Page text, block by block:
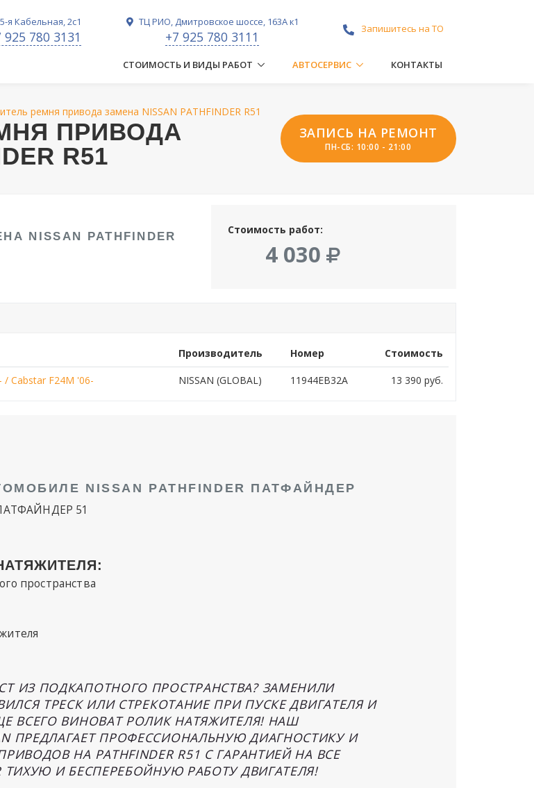
5-я Кабельная, 2с1
925 780 3131
ТЦ РИО, Дмитровское шоссе, 163А к1
+7 925 780 3111
Запишитесь на ТО
СТОИМОСТЬ И ВИДЫ РАБОТ АВТОСЕРВИС КОНТАКТЫ
ремня привода замена NISSAN PATHFINDER R51
ПРИВОДА
R51
ЗАПИСЬ НА РЕМОНТ
ПН-СБ: 10:00 - 21:00
PATHFINDER
Стоимость работ:
4 030
Производитель Номер Стоимость
/ Cabstar F24M '06- NISSAN (GLOBAL) 11944EB32A 13 390 руб.
NISSAN PATHFINDER ПАТФАЙНДЕР
51
пространства
ИЗ ПОДКАПОТНОГО ПРОСТРАНСТВА? ЗАМЕНИЛИ
ТРЕСК ИЛИ СТРЕКОТАНИЕ ПРИ ПУСКЕ ДВИГАТЕЛЯ И
ВСЕГО ВИНОВАТ РОЛИК НАТЯЖИТЕЛЯ! НАШ
ПРЕДЛАГАЕТ ПРОФЕССИОНАЛЬНУЮ ДИАГНОСТИКУ И
НА PATHFINDER R51 С ГАРАНТИЕЙ НА ВСЕ
ТИХУЮ И БЕСПЕРЕБОЙНУЮ РАБОТУ ДВИГАТЕЛЯ!